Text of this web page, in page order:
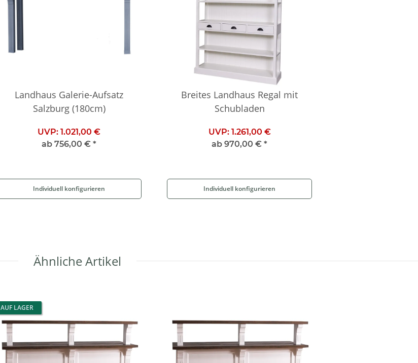
Landhaus Galerie-Aufsatz
Salzburg (180cm)
UVP: 1.021,00 €
ab 756,00 € *
Individuell konfigurieren
Breites Landhaus Regal mit
Schubladen
UVP: 1.261,00 €
ab 970,00 € *
Individuell konfigurieren
Ähnliche Artikel
AUF LAGER